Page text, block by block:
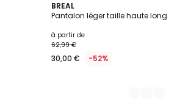
BREAL
Pantalon léger taille haute long
à partir de
62,99 €
30,00 € -52%
3
Couleurs